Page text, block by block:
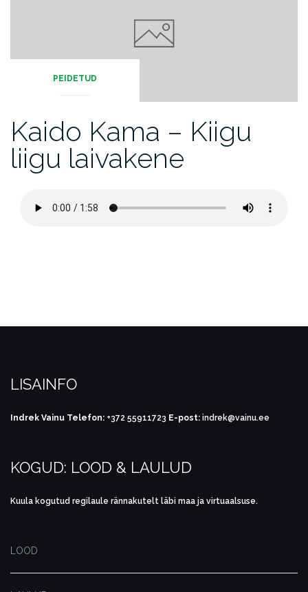
PEIDETUD
Kaido Kama – Kiigu
liigu laivakene
LISAINFO
Indrek Vainu Telefon: +372 55911723 E-post: indrek@vainu.ee
KOGUD: LOOD & LAULUD
Kuula kogutud regilaule rännakutelt läbi maa ja virtuaalsuse.
LOOD